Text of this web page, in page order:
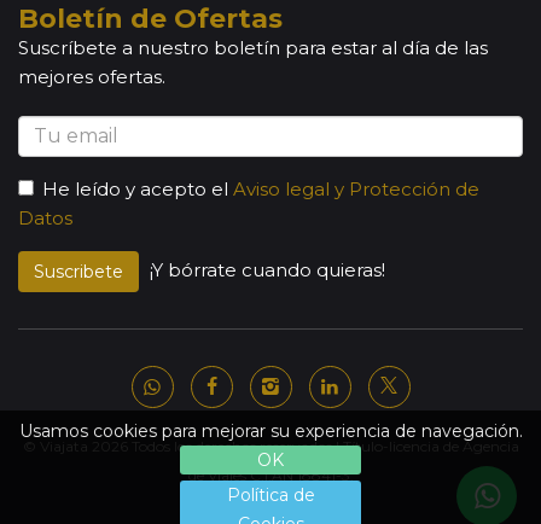
Usamos cookies para mejorar su experiencia de navegación.
OK
Política de
Boletín de Ofertas
Suscríbete a nuestro boletín para estar al día de las
mejores ofertas.
He leído y acepto el Aviso legal y Protección de
Datos
Suscribete ¡Y bórrate cuando quieras!
© Viajata 2026 Todos los derechos reservados | Título-licencia de Agencia
de Viajes C.I.AN 18841-3.